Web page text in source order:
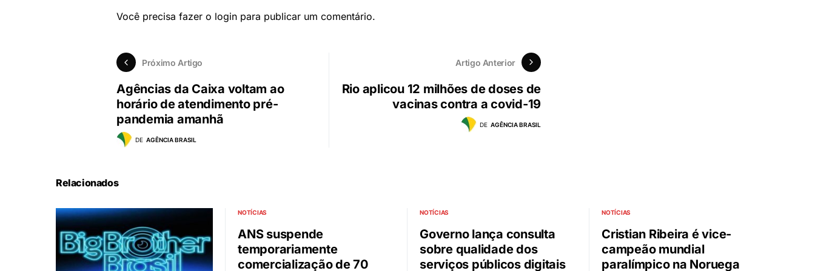
Você precisa fazer o login para publicar um comentário.
Próximo Artigo
Agências da Caixa voltam ao
horário de atendimento pré-
pandemia amanhã
DE AGÊNCIA BRASIL
Artigo Anterior
Rio aplicou 12 milhões de doses de
vacinas contra a covid-19
DE AGÊNCIA BRASIL
Relacionados
NOTÍCIAS
ANS suspende
temporariamente
comercialização de 70
NOTÍCIAS
Governo lança consulta
sobre qualidade dos
serviços públicos digitais
NOTÍCIAS
Cristian Ribeira é vice-
campeão mundial
paralímpico na Noruega